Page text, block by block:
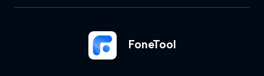
FoneTool